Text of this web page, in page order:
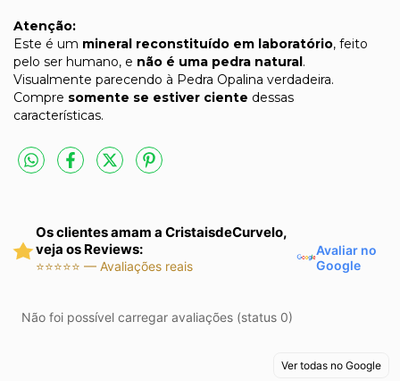
Atenção:
Este é um mineral reconstituído em laboratório, feito
pelo ser humano, e não é uma pedra natural.
Visualmente parecendo à Pedra Opalina verdadeira.
Compre somente se estiver ciente dessas
características.
Os clientes amam a CristaisdeCurvelo,
veja os Reviews:
⭐⭐⭐⭐⭐ — Avaliações reais
Avaliar no
Google
Não foi possível carregar avaliações (status 0)
Ver todas no Google